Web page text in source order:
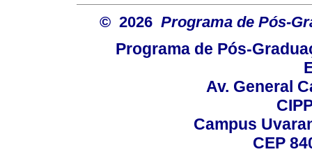
© 2026 Programa de Pós-
Programa de Pós-
Av. General
Campus
CEP